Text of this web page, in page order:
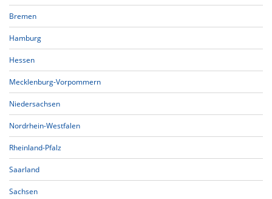
Bremen
Hamburg
Hessen
Mecklenburg-Vorpommern
Niedersachsen
Nordrhein-Westfalen
Rheinland-Pfalz
Saarland
Sachsen